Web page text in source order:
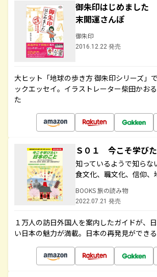
御朱印はじめまし
末開運さんぽ
御朱印
2016.12.22 発売
大ヒット「地球の歩き方 御朱印シリーズ」
ックエッセイ。イラストレーター柴田かお
た
Ｓ０１ 今こそ学び
知っているようで知ら
食文化、職文化、信仰、
BOOKS 旅の読み物
2022.07.21 発売
１万人の訪日外国人を案内したガイドが、
い日本の魅力が満載。日本の再発見ができる